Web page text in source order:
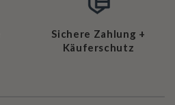
Sichere Zahlung +
Käuferschutz